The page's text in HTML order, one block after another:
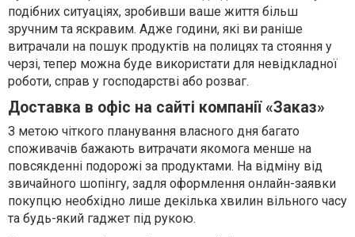
подібних ситуаціях, зробивши ваше життя більш
зручним та яскравим. Адже години, які ви раніше
витрачали на пошук продуктів на полицях та стояння у
черзі, тепер можна буде використати для невідкладної
роботи, справ у господарстві або розваг.
Доставка в офіс на сайті компанії «Заказ»
З метою чіткого планування власного дня багато
споживачів бажають витрачати якомога менше на
повсякденні подорожі за продуктами. На відміну від
звичайного шопінгу, задля оформлення онлайн-заявки
покупцю необхідно лише декілька хвилин вільного часу
та будь-який гаджет під рукою.